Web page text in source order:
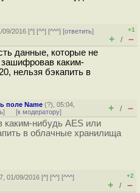
09/2016 [^] [^^] [^^^] [ответить]
+1
+ / –
данные, которые не
зашифровав каким-
нельзя бэкапить в
поле Name (?), 05:04,
] [к модератору] + / –
каким-нибудь AES или
в облачные хранилища
01/09/2016 [^] [^^] [^^^]
+2
+ / –